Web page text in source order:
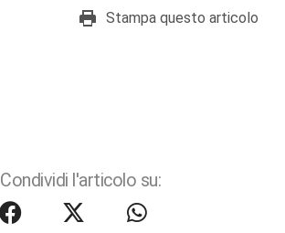
Stampa questo articolo
Condividi l'articolo su: